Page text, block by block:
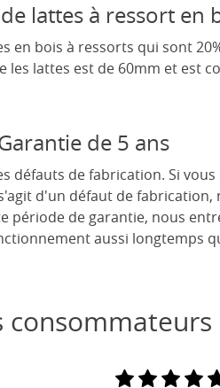
lattes à ressort en
en bois à ressorts qui sont
lattes est de 60mm et est
de 5 ans
défauts de fabrication. Si
d'un défaut de
période de garantie, nous
aussi longtemps
consommateurs